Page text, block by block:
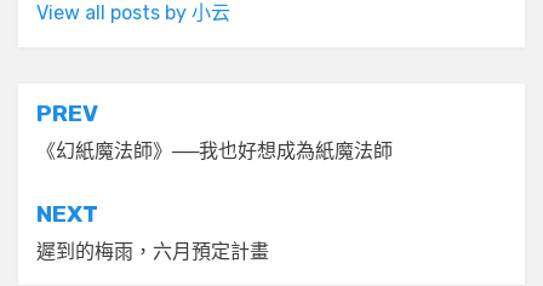
View all posts by 小云
文
章
導
覽
PREV
《幻紙魔法師》──我也好想成為紙魔法師
NEXT
遲到的梅雨，六月預定計畫